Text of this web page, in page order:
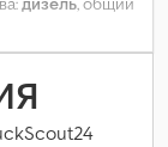
длина:550 мм,
мм,
программа